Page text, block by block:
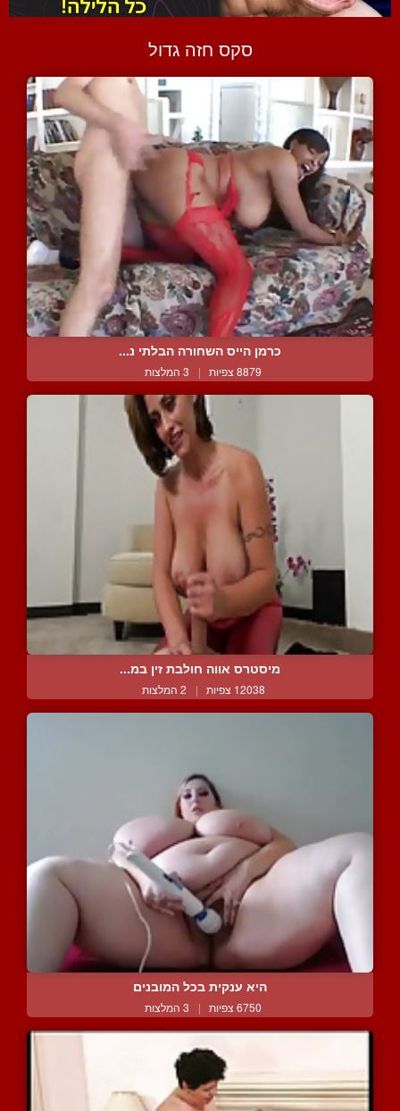
סקס חזה גדול
כרמן הייס השחורה הבלתי נ...
8879 צפיות | 3 המלצות
מיסטרס אווה חולבת זין במ...
12038 צפיות | 2 המלצות
היא ענקית בכל המובנים
6750 צפיות | 3 המלצות